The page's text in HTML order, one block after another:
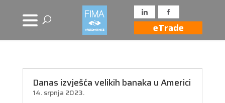
eTrade
Danas izvješća velikih banaka u Americi
14. srpnja 2023.